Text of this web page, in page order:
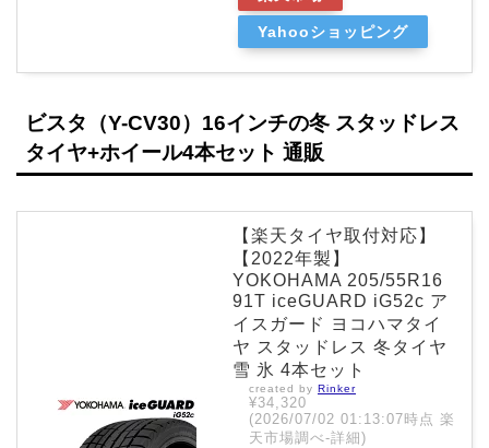
Yahooショッピング
ビスタ（Y-CV30）16インチの冬 スタッドレス
タイヤ+ホイール4本セット 通販
【楽天タイヤ取付対応】
【2022年製】
YOKOHAMA 205/55R16
91T iceGUARD iG52c ア
イスガード ヨコハマタイ
ヤ スタッドレス 冬タイヤ
雪 氷 4本セット
created by Rinker
¥34,320
(2026/07/02 01:13:07時点 楽
天市場調べ-詳細)